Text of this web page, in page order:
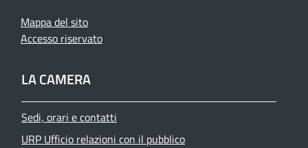
Mappa del sito
Accesso riservato
LA CAMERA
Sedi, orari e contatti
URP Ufficio relazioni con il pubblico